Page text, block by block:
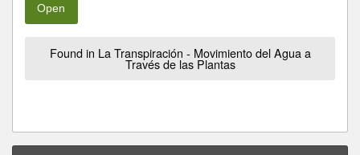
Open
Found in La Transpiración - Movimiento del Agua a
Través de las Plantas